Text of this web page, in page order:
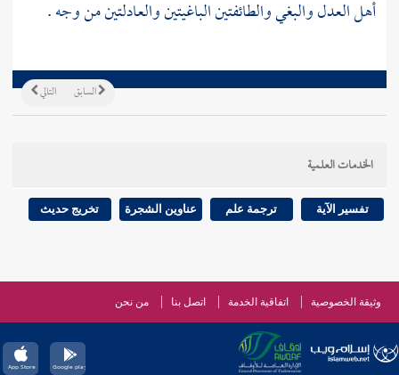
أهل العدل والبغي والطائفتين الباغيتين والعادلتين من وجه .
التالي السابق
الخدمات العلمية
تفسير الآية ترجمة علم عناوين الشجرة تخريج حديث
وثيقة الخصوصية اتفاقية الخدمة اتصل بنا من نحن